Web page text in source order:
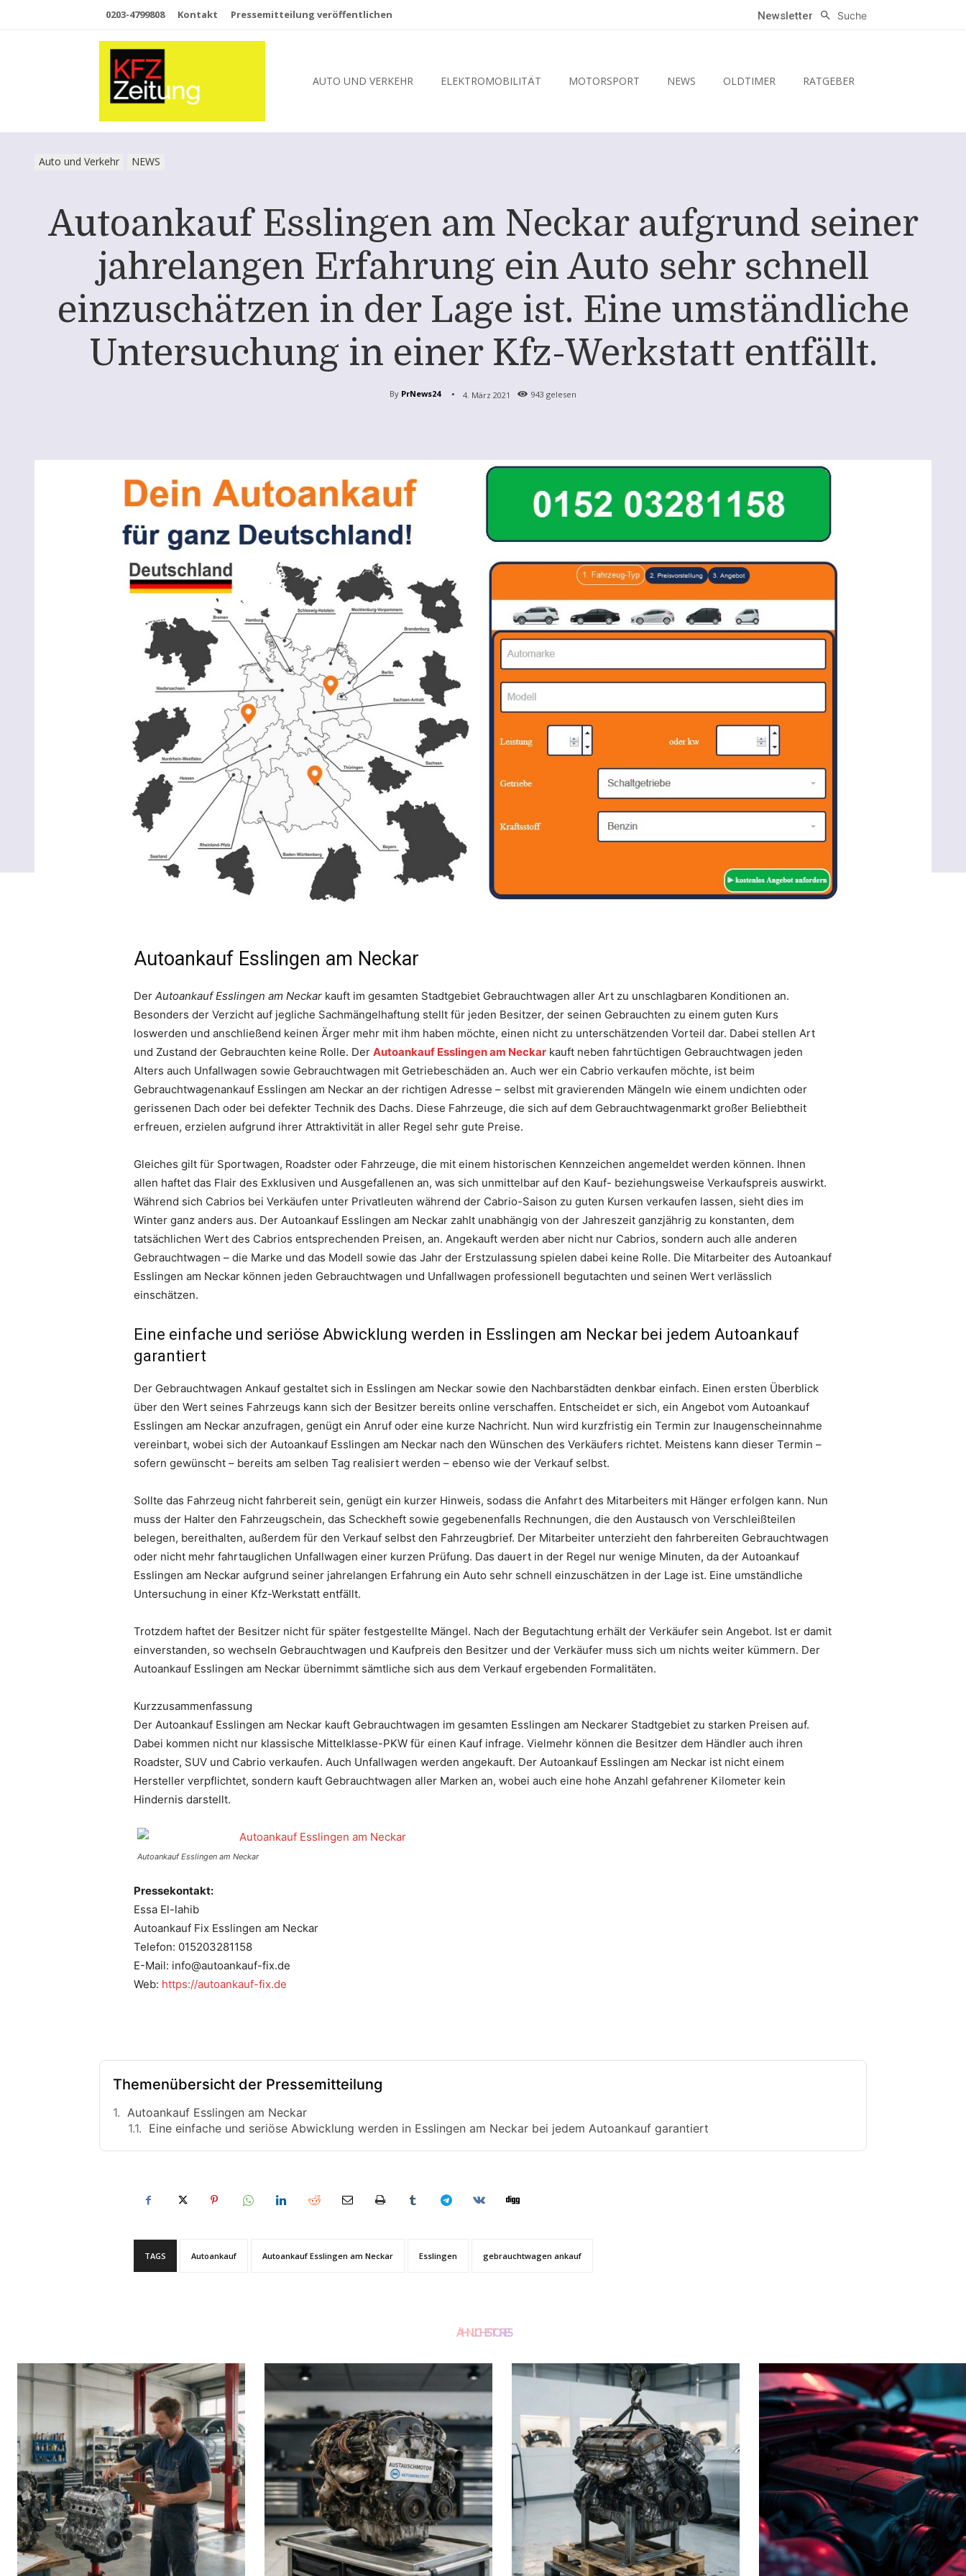
0203-4799808 Kontakt Pressemitteilung veröffentlichen Newsletter Suche
AUTO UND VERKEHR ELEKTROMOBILITÄT MOTORSPORT NEWS OLDTIMER RATGEBER
Auto und Verkehr NEWS
Autoankauf Esslingen am Neckar aufgrund seiner
jahrelangen Erfahrung ein Auto sehr schnell
einzuschätzen in der Lage ist. Eine umständliche
Untersuchung in einer Kfz-Werkstatt entfällt.
By PrNews24 4. März 2021 943 gelesen
Autoankauf Esslingen am Neckar
Der Autoankauf Esslingen am Neckar kauft im gesamten Stadtgebiet Gebrauchtwagen aller Art zu unschlagbaren Konditionen an.
Besonders der Verzicht auf jegliche Sachmängelhaftung stellt für jeden Besitzer, der seinen Gebrauchten zu einem guten Kurs
loswerden und anschließend keinen Ärger mehr mit ihm haben möchte, einen nicht zu unterschätzenden Vorteil dar. Dabei stellen Art
und Zustand der Gebrauchten keine Rolle. Der Autoankauf Esslingen am Neckar kauft neben fahrtüchtigen Gebrauchtwagen jeden
Alters auch Unfallwagen sowie Gebrauchtwagen mit Getriebeschäden an. Auch wer ein Cabrio verkaufen möchte, ist beim
Gebrauchtwagenankauf Esslingen am Neckar an der richtigen Adresse – selbst mit gravierenden Mängeln wie einem undichten oder
gerissenen Dach oder bei defekter Technik des Dachs. Diese Fahrzeuge, die sich auf dem Gebrauchtwagenmarkt großer Beliebtheit
erfreuen, erzielen aufgrund ihrer Attraktivität in aller Regel sehr gute Preise.
Gleiches gilt für Sportwagen, Roadster oder Fahrzeuge, die mit einem historischen Kennzeichen angemeldet werden können. Ihnen
allen haftet das Flair des Exklusiven und Ausgefallenen an, was sich unmittelbar auf den Kauf- beziehungsweise Verkaufspreis auswirkt.
Während sich Cabrios bei Verkäufen unter Privatleuten während der Cabrio-Saison zu guten Kursen verkaufen lassen, sieht dies im
Winter ganz anders aus. Der Autoankauf Esslingen am Neckar zahlt unabhängig von der Jahreszeit ganzjährig zu konstanten, dem
tatsächlichen Wert des Cabrios entsprechenden Preisen, an. Angekauft werden aber nicht nur Cabrios, sondern auch alle anderen
Gebrauchtwagen – die Marke und das Modell sowie das Jahr der Erstzulassung spielen dabei keine Rolle. Die Mitarbeiter des Autoankauf
Esslingen am Neckar können jeden Gebrauchtwagen und Unfallwagen professionell begutachten und seinen Wert verlässlich
einschätzen.
Eine einfache und seriöse Abwicklung werden in Esslingen am Neckar bei jedem Autoankauf
garantiert
Der Gebrauchtwagen Ankauf gestaltet sich in Esslingen am Neckar sowie den Nachbarstädten denkbar einfach. Einen ersten Überblick
über den Wert seines Fahrzeugs kann sich der Besitzer bereits online verschaffen. Entscheidet er sich, ein Angebot vom Autoankauf
Esslingen am Neckar anzufragen, genügt ein Anruf oder eine kurze Nachricht. Nun wird kurzfristig ein Termin zur Inaugenscheinnahme
vereinbart, wobei sich der Autoankauf Esslingen am Neckar nach den Wünschen des Verkäufers richtet. Meistens kann dieser Termin –
sofern gewünscht – bereits am selben Tag realisiert werden – ebenso wie der Verkauf selbst.
Sollte das Fahrzeug nicht fahrbereit sein, genügt ein kurzer Hinweis, sodass die Anfahrt des Mitarbeiters mit Hänger erfolgen kann. Nun
muss der Halter den Fahrzeugschein, das Scheckheft sowie gegebenenfalls Rechnungen, die den Austausch von Verschleißteilen
belegen, bereithalten, außerdem für den Verkauf selbst den Fahrzeugbrief. Der Mitarbeiter unterzieht den fahrbereiten Gebrauchtwagen
oder nicht mehr fahrtauglichen Unfallwagen einer kurzen Prüfung. Das dauert in der Regel nur wenige Minuten, da der Autoankauf
Esslingen am Neckar aufgrund seiner jahrelangen Erfahrung ein Auto sehr schnell einzuschätzen in der Lage ist. Eine umständliche
Untersuchung in einer Kfz-Werkstatt entfällt.
Trotzdem haftet der Besitzer nicht für später festgestellte Mängel. Nach der Begutachtung erhält der Verkäufer sein Angebot. Ist er damit
einverstanden, so wechseln Gebrauchtwagen und Kaufpreis den Besitzer und der Verkäufer muss sich um nichts weiter kümmern. Der
Autoankauf Esslingen am Neckar übernimmt sämtliche sich aus dem Verkauf ergebenden Formalitäten.
Kurzzusammenfassung
Der Autoankauf Esslingen am Neckar kauft Gebrauchtwagen im gesamten Esslingen am Neckarer Stadtgebiet zu starken Preisen auf.
Dabei kommen nicht nur klassische Mittelklasse-PKW für einen Kauf infrage. Vielmehr können die Besitzer dem Händler auch ihren
Roadster, SUV und Cabrio verkaufen. Auch Unfallwagen werden angekauft. Der Autoankauf Esslingen am Neckar ist nicht einem
Hersteller verpflichtet, sondern kauft Gebrauchtwagen aller Marken an, wobei auch eine hohe Anzahl gefahrener Kilometer kein
Hindernis darstellt.
Autoankauf Esslingen am Neckar
Pressekontakt:
Essa El-lahib
Autoankauf Fix Esslingen am Neckar
Telefon: 015203281158
E-Mail: info@autoankauf-fix.de
Web: https://autoankauf-fix.de
Themenübersicht der Pressemitteilung
Autoankauf Esslingen am Neckar
Eine einfache und seriöse Abwicklung werden in Esslingen am Neckar bei jedem Autoankauf garantiert
TAGS Autoankauf Autoankauf Esslingen am Neckar Esslingen gebrauchtwagen ankauf
ÄHNLICHE STORIES